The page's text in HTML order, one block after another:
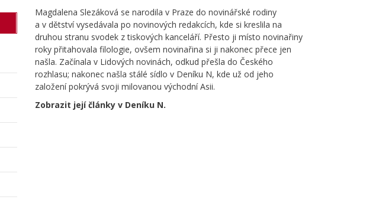
Magdalena Slezáková se narodila v Praze do novinářské rodiny
a v dětství vysedávala po novinových redakcích, kde si kreslila na
druhou stranu svodek z tiskových kanceláří. Přesto ji místo novinařiny
roky přitahovala filologie, ovšem novinařina si ji nakonec přece jen
našla. Začínala v Lidových novinách, odkud přešla do Českého
rozhlasu; nakonec našla stálé sídlo v Deníku N, kde už od jeho
založení pokrývá svoji milovanou východní Asii.
Zobrazit její články v Deníku N.